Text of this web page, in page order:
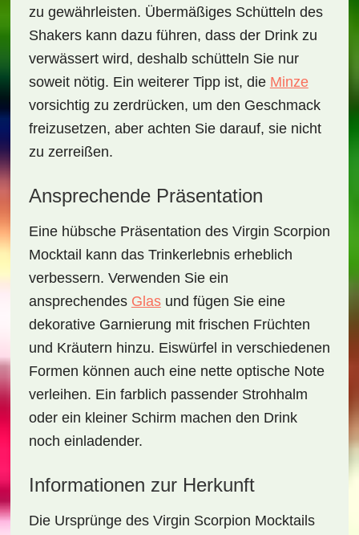
zu gewährleisten. Übermäßiges Schütteln des
Shakers kann dazu führen, dass der Drink zu
verwässert wird, deshalb schütteln Sie nur
soweit nötig. Ein weiterer Tipp ist, die Minze
vorsichtig zu zerdrücken, um den Geschmack
freizusetzen, aber achten Sie darauf, sie nicht
zu zerreißen.
Ansprechende Präsentation
Eine hübsche Präsentation des Virgin Scorpion
Mocktail kann das Trinkerlebnis erheblich
verbessern. Verwenden Sie ein
ansprechendes Glasund fügen Sie eine
dekorative Garnierung mit frischen Früchten
und Kräutern hinzu. Eiswürfel in verschiedenen
Formen können auch eine nette optische Note
verleihen. Ein farblich passender Strohhalm
oder ein kleiner Schirm machen den Drink
noch einladender.
Informationen zur Herkunft
Die Ursprünge des Virgin Scorpion Mocktails